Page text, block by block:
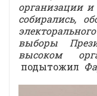
организации
собирались,
выборы
высоком
подытожил